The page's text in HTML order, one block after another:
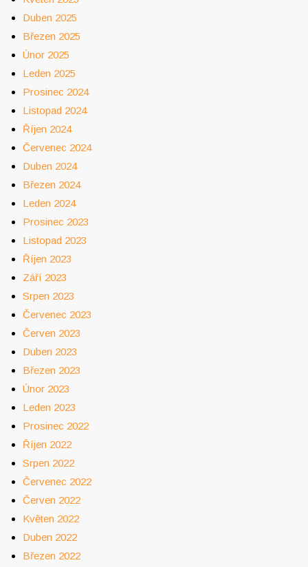
Duben 2025
Březen 2025
Únor 2025
Leden 2025
Prosinec 2024
Listopad 2024
Říjen 2024
Červenec 2024
Duben 2024
Březen 2024
Leden 2024
Prosinec 2023
Listopad 2023
Říjen 2023
Září 2023
Srpen 2023
Červenec 2023
Červen 2023
Duben 2023
Březen 2023
Únor 2023
Leden 2023
Prosinec 2022
Říjen 2022
Srpen 2022
Červenec 2022
Červen 2022
Květen 2022
Duben 2022
Březen 2022